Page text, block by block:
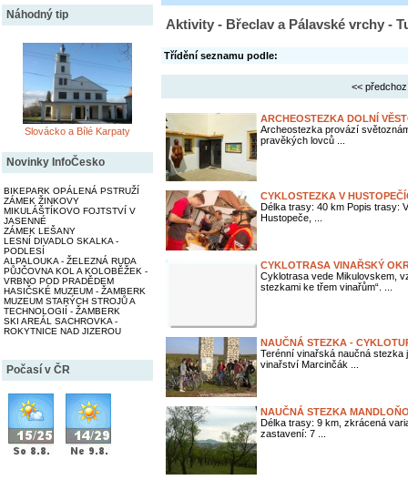
Náhodný tip
Slovácko a Bílé Karpaty
Novinky InfoČesko
BIKEPARK OPÁLENÁ PSTRUŽÍ
ZÁMEK ŽINKOVY
MIKULÁŠTÍKOVO FOJTSTVÍ V
JASENNÉ
ZÁMEK LEŠANY
LESNÍ DIVADLO SKALKA -
PODLESÍ
ALPALOUKA - ŽELEZNÁ RUDA
PŮJČOVNA KOL A KOLOBĚŽEK -
VRBNO POD PRADĚDEM
HASIČSKÉ MUZEUM - ŽAMBERK
MUZEUM STARÝCH STROJŮ A
TECHNOLOGIÍ - ŽAMBERK
SKI AREÁL SACHROVKA -
ROKYTNICE NAD JIZEROU
Počasí v ČR
Aktivity - Břeclav a Pálavské vrchy -
Třídění seznamu podle:
<<
ARCHEOSTEZKA DOLNÍ
Archeostezka provází
pravěkých lovců ...
CYKLOSTEZKA V
Délka trasy: 40 km Popis trasy:
Hustopeče, ...
CYKLOTRASA VINAŘSKÝ
Cyklotrasa vede Mikulovskem,
stezkami ke třem vinařům“. ...
NAUČNÁ STEZKA -
Terénní vinařská naučná stezka
vinařství Marcinčák ...
NAUČNÁ STEZKA
Délka trasy: 9 km, zkrácená
zastavení: 7 ...